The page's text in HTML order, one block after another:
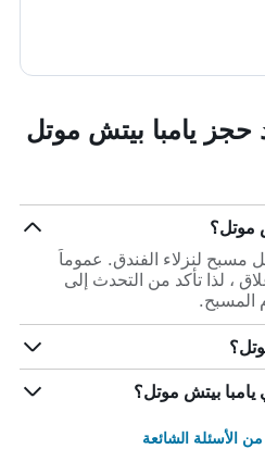
حجز يامبا بيتش موتل
موتل؟
مسبح لنزلاء الفندق. عموماً
، لذا تأكد من التحدث إلى
المسبح.
بيتش موتل؟
الأسئلة الشائعة